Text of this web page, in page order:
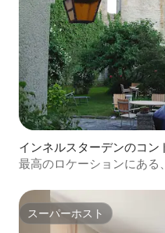
インネルスターデンのコン
最高のロケーションにある
スーパーホスト
スーパーホスト